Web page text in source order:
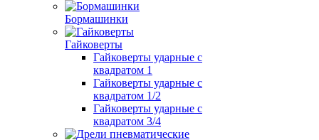
Бормашинки
Гайковерты
Гайковерты ударные с
квадратом 1
Гайковерты ударные с
квадратом 1/2
Гайковерты ударные с
квадратом 3/4